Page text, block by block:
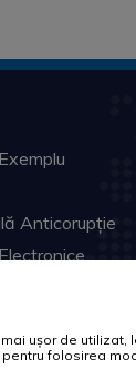
Anticorupție
Interne
Dolj
ușor de utilizat,
folosirea